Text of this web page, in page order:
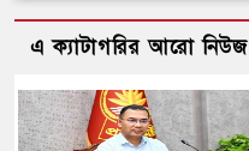
এ ক্যাটাগরির আরো নিউজ